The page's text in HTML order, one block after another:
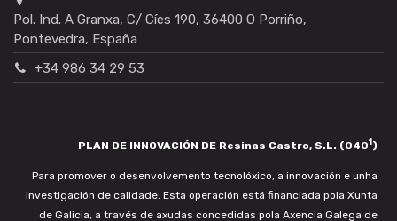
Pol. Ind. A Granxa, C/ Cíes 190, 36400 O Porriño,
Pontevedra, España
+34 986 34 29 53
PLAN DE INNOVACIÓN DE Resinas Castro, S.L. (0401)
Para promover o desenvolvemento tecnolóxico, a innovación e unha
investigación de calidade. Esta operación está financiada pola Xunta
de Galicia, a través de axudas concedidas pola Axencia Galega de